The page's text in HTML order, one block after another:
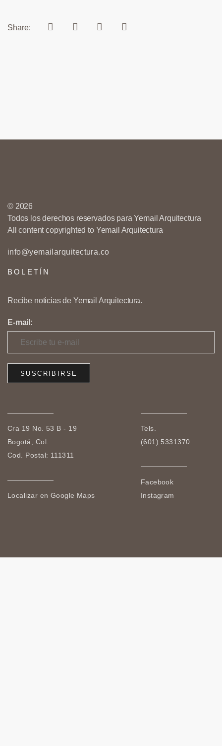
Share:
© 2026
Todos los derechos reservados para Yemail Arquitectura
All content copyrighted to Yemail Arquitectura
info@yemailarquitectura.co
BOLETÍN
Recibe noticias de Yemail Arquitectura.
E-mail:
Cra 19 No. 53 B - 19
Bogotá, Col.
Cod. Postal: 111311
Localizar en Google Maps
Tels.
(601) 5331370
Facebook
Instagram